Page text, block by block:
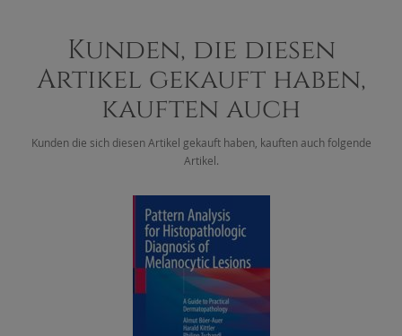
Kunden, die diesen
Artikel gekauft haben,
kauften auch
Kunden die sich diesen Artikel gekauft haben, kauften auch folgende
Artikel.